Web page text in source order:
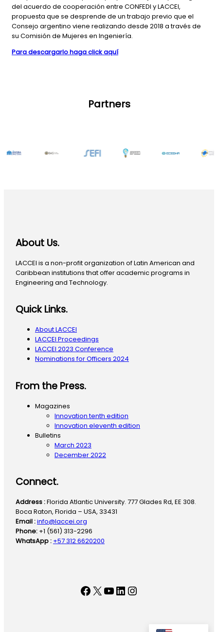
del acuerdo de cooperación entre CONFEDI y LACCEI,
propuesta que se desprende de un trabajo previo que el
Consejo argentino viene realizando desde 2018 a través de
su Comisión de Mujeres en Ingeniería.
Para descargarlo haga click aquí
Partners
About Us.
LACCEI is a non-profit organization of Latin American and
Caribbean institutions that offer academic programs in
Engineering and Technology.
Quick Links.
About LACCEI
LACCEI Proceedings
LACCEI 2023 Conference
Nominations for Officers 2024
From the Press.
Magazines
Innovation tenth edition
Innovation eleventh edition
Bulletins
March 2023
December 2022
Connect.
Address :Florida Atlantic University. 777 Glades Rd, EE 308.
Boca Raton, Florida – USA, 33431
Email :info@laccei.org
Phone: +1 (561) 313-2296
WhatsApp : +57 312 6620200
Facebook
X YouTube
LinkedIn
Instagram